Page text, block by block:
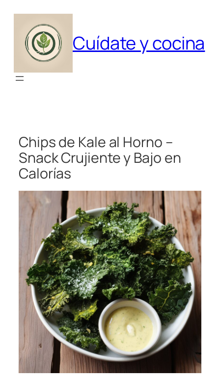
contenido
Cuídate y cocina
Chips de Kale al Horno –
Snack Crujiente y Bajo en
Calorías